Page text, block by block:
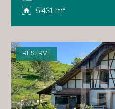
5'431 m²
RÉSERVÉ